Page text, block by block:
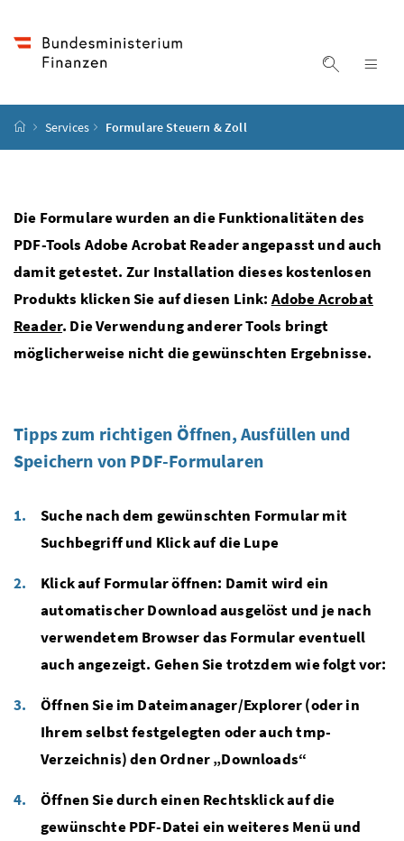
Suche
Startseite
Services Formulare Steuern & Zoll
Die Formulare wurden an die Funktionalitäten des
PDF-Tools Adobe Acrobat Reader angepasst und auch
damit getestet. Zur Installation dieses kostenlosen
Produkts klicken Sie auf diesen Link: Adobe Acrobat
Reader. Die Verwendung anderer Tools bringt
möglicherweise nicht die gewünschten Ergebnisse.
Tipps zum richtigen Öffnen, Ausfüllen und
Speichern von PDF-Formularen
Suche nach dem gewünschten Formular mit
Suchbegriff und Klick auf die Lupe
Klick auf Formular öffnen: Damit wird ein
automatischer Download ausgelöst und je nach
verwendetem Browser das Formular eventuell
auch angezeigt. Gehen Sie trotzdem wie folgt vor:
Öffnen Sie im Dateimanager/Explorer (oder in
Ihrem selbst festgelegten oder auch tmp-
Verzeichnis) den Ordner „Downloads“
Öffnen Sie durch einen Rechtsklick auf die
gewünschte PDF-Datei ein weiteres Menü und